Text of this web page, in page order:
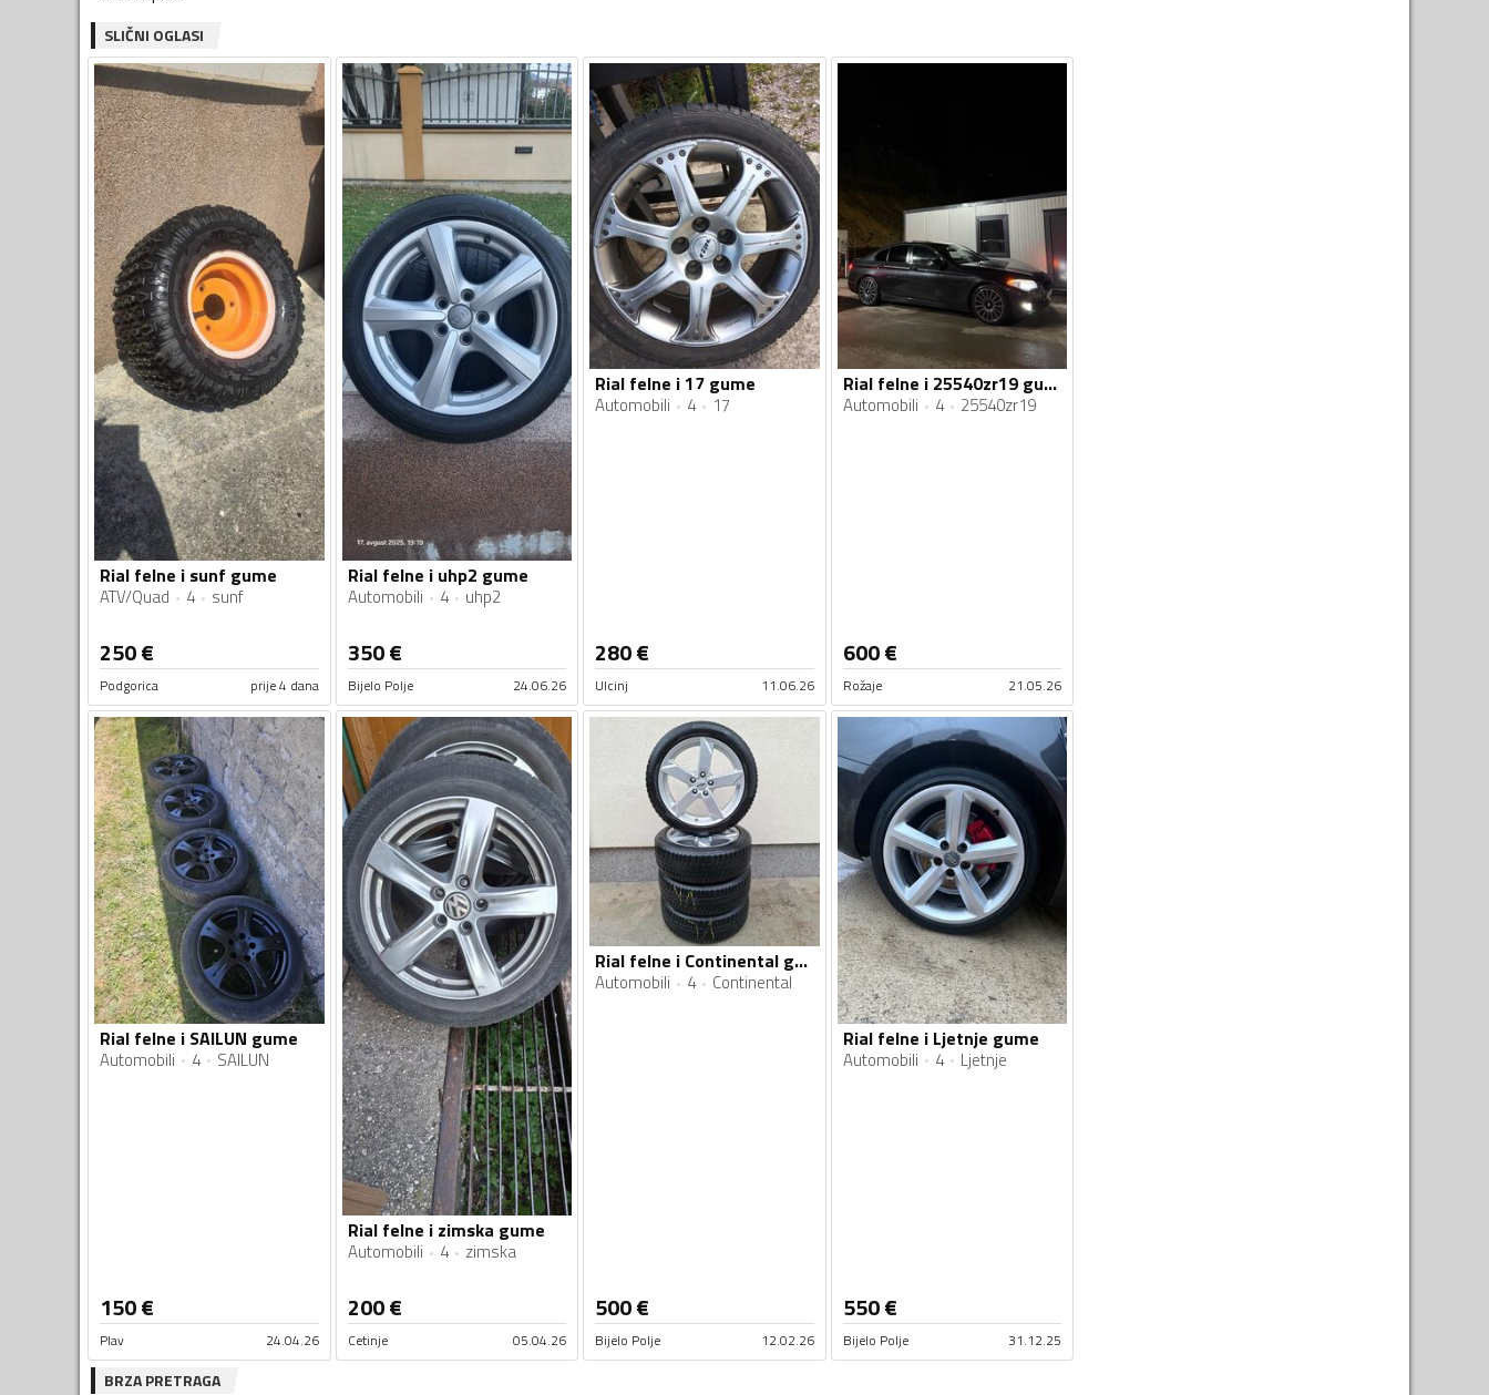
SLIČNI OGLASI
Rial felne i sunf gume
ATV/Quad 4 sunf
250€
Podgorica prije 4 dana
Rial felne i uhp2 gume
Automobili 4 uhp2
350€
Bijelo Polje 24.06.26
Rial felne i 17 gume
Automobili 4 17
280€
Ulcinj 11.06.26
Rial felne i 25540zr19 gume
Automobili 4 25540zr19
600€
Rožaje 21.05.26
Rial felne i SAILUN gume
Automobili 4 SAILUN
150€
Plav 24.04.26
Rial felne i zimska gume
Automobili 4 zimska
200€
Cetinje 05.04.26
Rial felne i Continental gume
Automobili 4 Continental
500€
Bijelo Polje 12.02.26
Rial felne i Ljetnje gume
Automobili 4 Ljetnje
550€
Bijelo Polje 31.12.25
BRZA PRETRAGA